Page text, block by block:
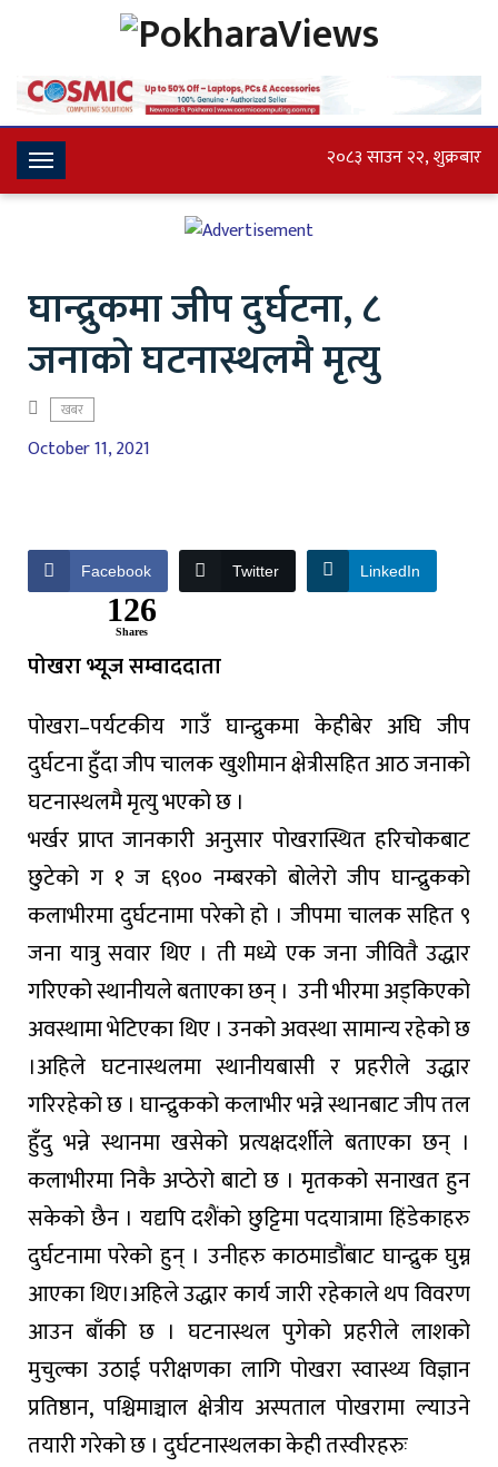
Toggle
Navigation
२०८३ साउन २२, शुक्रबार
घान्द्रुकमा जीप दुर्घटना, ८
जनाको घटनास्थलमै मृत्यु
खबर
October 11, 2021
Facebook Twitter LinkedIn
126
Shares
पोखरा भ्यूज सम्वाददाता
पोखरा–पर्यटकीय गाउँ घान्द्रुकमा केहीबेर अघि जीप
दुर्घटना हुँदा जीप चालक खुशीमान क्षेत्रीसहित आठ जनाको
घटनास्थलमै मृत्यु भएको छ ।
भर्खर प्राप्त जानकारी अनुसार पोखरास्थित हरिचोकबाट
छुटेको ग १ ज ६९०० नम्बरको बोलेरो जीप घान्द्रुकको
कलाभीरमा दुर्घटनामा परेको हो । जीपमा चालक सहित ९
जना यात्रु सवार थिए । ती मध्ये एक जना जीवितै उद्धार
गरिएको स्थानीयले बताएका छन् । उनी भीरमा अड्किएको
अवस्थामा भेटिएका थिए । उनको अवस्था सामान्य रहेको छ
।अहिले घटनास्थलमा स्थानीयबासी र प्रहरीले उद्धार
गरिरहेको छ । घान्द्रुकको कलाभीर भन्ने स्थानबाट जीप तल
हुँदु भन्ने स्थानमा खसेको प्रत्यक्षदर्शीले बताएका छन् ।
कलाभीरमा निकै अप्ठेरो बाटो छ । मृतकको सनाखत हुन
सकेको छैन । यद्यपि दशैंको छुट्टिमा पदयात्रामा हिंडेकाहरु
दुर्घटनामा परेको हुन् । उनीहरु काठमाडौंबाट घान्द्रुक घुम्न
आएका थिए।अहिले उद्धार कार्य जारी रहेकाले थप विवरण
आउन बाँकी छ । घटनास्थल पुगेको प्रहरीले लाशको
मुचुल्का उठाई परीक्षणका लागि पोखरा स्वास्थ्य विज्ञान
प्रतिष्ठान, पश्चिमाञ्चाल क्षेत्रीय अस्पताल पोखरामा ल्याउने
तयारी गरेको छ । दुर्घटनास्थलका केही तस्वीरहरुः